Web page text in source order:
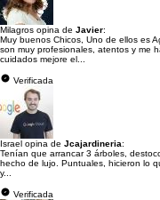
Milagros opina de Javier:
Muy buenos Chicos, Uno de ellos es
son muy profesionales, atentos y me
cuidados mejore el...
Verificada
Israel opina de Jcajardineria:
Tenían que arrancar 3 árboles,
hecho de lujo. Puntuales, hicieron lo
y...
Verificada